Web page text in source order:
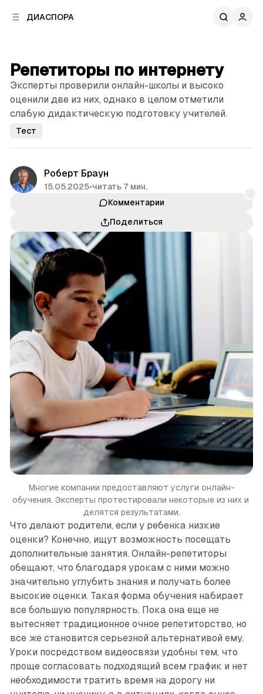
ДИАСПОРА
Репетиторы по интернету
Эксперты проверили онлайн-школы и высоко
оценили две из них, однако в целом отметили
слабую дидактическую подготовку учителей.
Тест
Роберт Браун
15.05.2025•читать 7 мин.
Комментарии
Поделиться
Многие компании предоставляют услуги онлайн-
обучения. Эксперты протестировали некоторые из них и
делятся результатами.
Что делают родители, если у ребенка низкие
оценки? Конечно, ищут возможность посещать
дополнительные занятия. Онлайн-репетиторы
обещают, что благодаря урокам с ними можно
значительно углубить знания и получать более
высокие оценки. Такая форма обучения набирает
все большую популярность. Пока она еще не
вытесняет традиционное очное репетиторство, но
все же становится серьезной альтернативой ему.
Уроки посредством видеосвязи удобны тем, что
проще согласовать подходящий всем график и нет
необходимости тратить время на дорогу ни